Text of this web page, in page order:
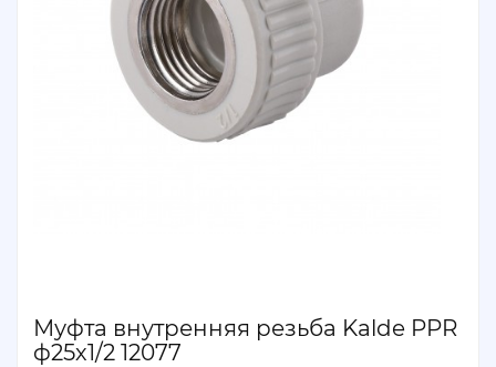
Муфта внутренняя резьба Kalde PPR
ф25х1/2 12077